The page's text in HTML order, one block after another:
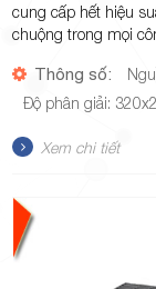
cung cấp hết hiệu
chuộng trong mọi
Thông số:
Độ phân giải:
Xem chi tiết